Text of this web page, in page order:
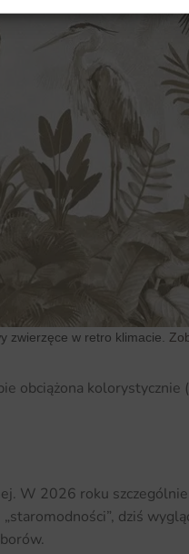
zwierzęce w retro klimacie.
obciążona kolorystycznie
W 2026 roku
dziś